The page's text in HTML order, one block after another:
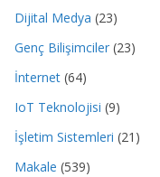
Dijital Medya (23)
Genç Bilişimciler (23)
İnternet (64)
IoT Teknolojisi (9)
İşletim Sistemleri (21)
Makale (539)